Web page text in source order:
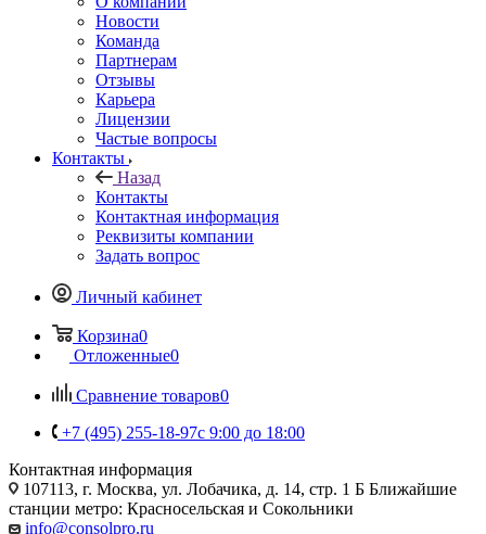
Новости
Команда
Партнерам
Отзывы
Карьера
Лицензии
Частые вопросы
Контакты
Назад
Контакты
Контактная информация
Реквизиты компании
Задать вопрос
Личный кабинет
Корзина0
Отложенные0
Сравнение товаров0
+7 (495) 255-18-97с 9:00 до 18:00
Контактная информация
107113, г. Москва, ул. Лобачика, д. 14, стр. 1 Б Ближайшие
станции метро: Красносельская и Сокольники
info@consolpro.ru